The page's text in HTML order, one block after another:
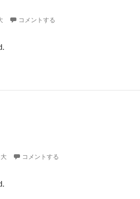
コメントする
コメントする